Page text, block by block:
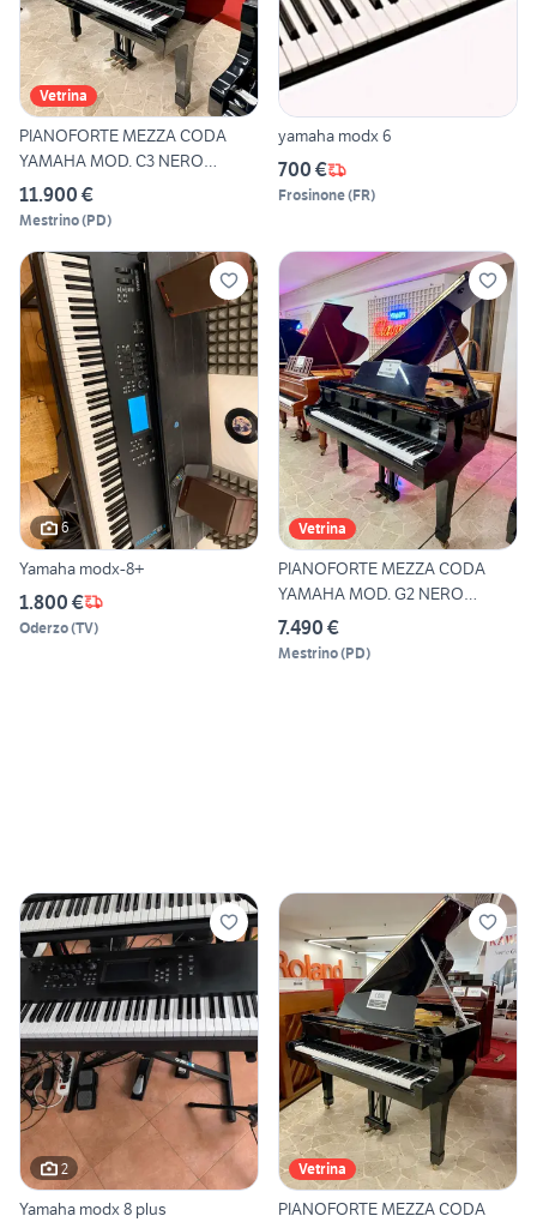
Vetrina
PIANOFORTE MEZZA CODA
YAMAHA MOD. C3 NERO
LUCIDO
11.900 €
Mestrino(PD)
yamaha modx 6
700 €
Frosinone(FR)
6
Yamaha modx-8+
1.800 €
Oderzo(TV)
Vetrina
PIANOFORTE MEZZA CODA
YAMAHA MOD. G2 NERO
LUCIDO
7.490 €
Mestrino(PD)
2
Yamaha modx 8 plus
Vetrina
PIANOFORTE MEZZA CODA